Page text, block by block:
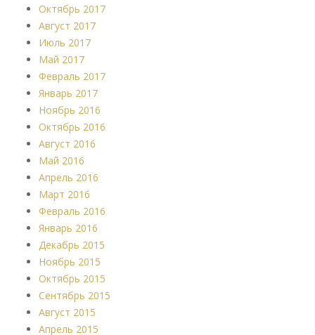
Октябрь 2017
Август 2017
Июль 2017
Май 2017
Февраль 2017
Январь 2017
Ноябрь 2016
Октябрь 2016
Август 2016
Май 2016
Апрель 2016
Март 2016
Февраль 2016
Январь 2016
Декабрь 2015
Ноябрь 2015
Октябрь 2015
Сентябрь 2015
Август 2015
Апрель 2015